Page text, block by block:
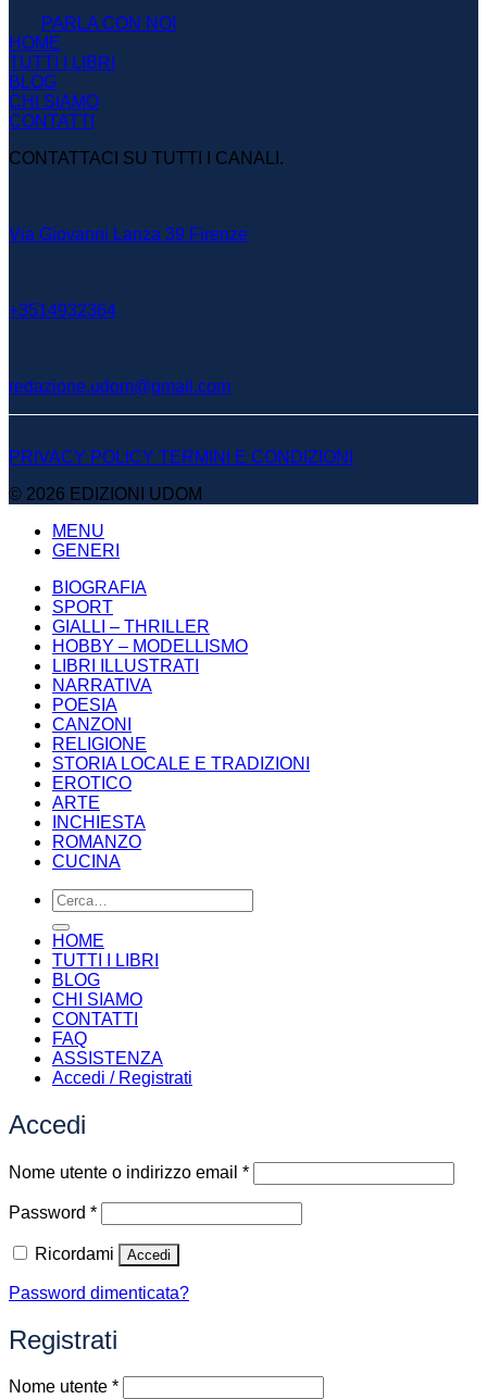
PARLA CON NOI
HOME
TUTTI I LIBRI
BLOG
CHI SIAMO
CONTATTI
CONTATTACI SU TUTTI I CANALI.
Via Giovanni Lanza 39 Firenze
+3514932364
redazione.udom@gmail.com
PRIVACY POLICY TERMINI E CONDIZIONI
© 2026 EDIZIONI UDOM
MENU
GENERI
BIOGRAFIA
SPORT
GIALLI – THRILLER
HOBBY – MODELLISMO
LIBRI ILLUSTRATI
NARRATIVA
POESIA
CANZONI
RELIGIONE
STORIA LOCALE E TRADIZIONI
EROTICO
ARTE
INCHIESTA
ROMANZO
CUCINA
Cerca:
HOME
TUTTI I LIBRI
BLOG
CHI SIAMO
CONTATTI
FAQ
ASSISTENZA
Accedi / Registrati
Accedi
Nome utente o indirizzo email *Richiesto
Password *Richiesto
Ricordami Accedi
Password dimenticata?
Registrati
Nome utente *Richiesto